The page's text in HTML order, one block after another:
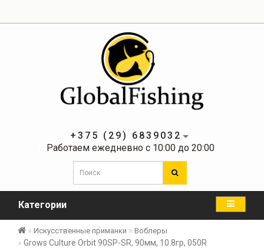
+375 (29) 6839032
Работаем ежедневно с 10:00 до 20:00
Категории
Искусственные приманки Воблеры
Grows Culture Orbit 90SP-SR, 90мм, 10.8гр, 050R